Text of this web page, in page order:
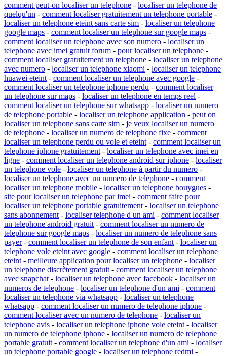
comment peut-on localiser un telephone - localiser un telephone de
quelqu'un - comment localiser gratuitement un telephone portable -
localiser un telephone eteint sans carte sim - localiser un telephone
google maps - comment localiser un telephone sur google maps -
comment localiser un telephone avec son numero - localiser un
telephone avec imei gratuit forum - pour localiser un telephone -
comment localiser gratuitement un telephone - localiser un telephone
avec numero - localiser un telephone xiaomi - localiser un telephone
huawei eteint - comment localiser un telephone avec google -
comment localiser un telephone iphone perdu - comment localiser
un telephone sur maps - localiser un telephone en temps reel -
comment localiser un telephone sur whatsapp - localiser un numero
de telephone portable - localiser un telephone application - peut on
localiser un telephone sans carte sim - je veux localiser un numero
de telephone - localiser un numero de telephone fixe - comment
localiser un telephone perdu ou vole et eteint - comment localiser un
telephone iphone gratuitement - localiser un telephone avec imei en
ligne - comment localiser un telephone android sur iphone - localiser
un telephone vole - localiser un telephone à partir du numero -
localiser un telephone avec un numero de telephone - comment
localiser un telephone mobile - localiser un telephone bouygues -
site pour localiser un telephone par imei - comment faire pour
localiser un telephone portable gratuitement - localiser un telephone
sans abonnement - localiser telephone d un ami - comment localiser
un telephone android gratuit - comment localiser un numero de
telephone sur google maps - localiser un numero de telephone sans
payer- comment localiser un telephone de son enfant - localiser un
telephone vole eteint avec google - comment localiser un telephone
eteint - meilleure application pour localiser un telephone - localiser
un telephone discrètement gratuit - comment localiser un telephone
avec snapchat - localiser un telephone avec facebook - localiser un
numeros de telephone - localiser un telephone d'un ami - comment
localiser un telephone via whatsapp - localiser un telephone
whatsapp - comment localiser un numero de telephone iphone -
comment localiser avec un numero de telephone - localiser un
telephone avis - localiser un telephone iphone vole eteint - localiser
un numero de telephone iphone - localiser un numero de telephone
portable gratuit - comment localiser un telephone d'un ami - localiser
un telephone portable google - localiser un telephone redmi -